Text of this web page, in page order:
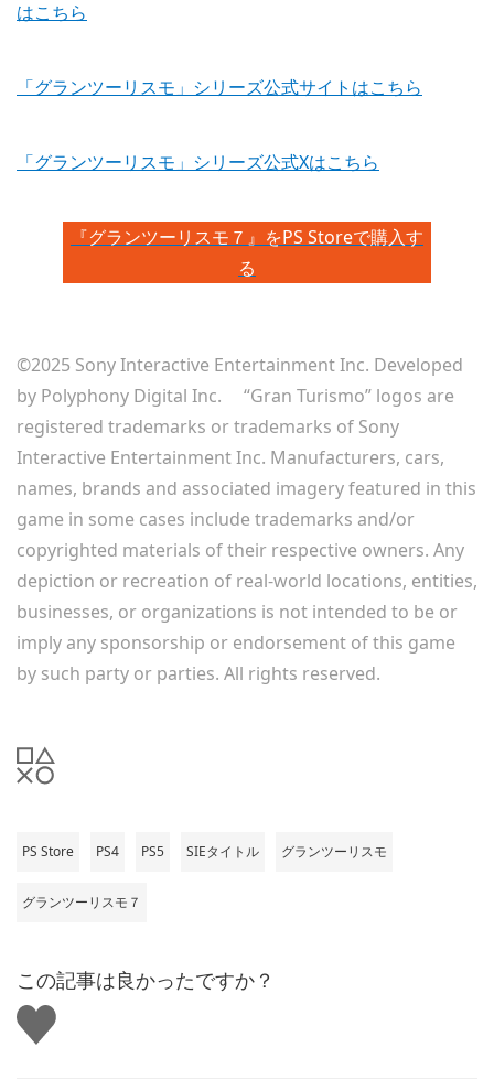
はこちら
「グランツーリスモ」シリーズ公式サイトはこちら
「グランツーリスモ」シリーズ公式Xはこちら
『グランツーリスモ７』をPS Storeで購入す
る
©2025 Sony Interactive Entertainment Inc. Developed
by Polyphony Digital Inc. “Gran Turismo” logos are
registered trademarks or trademarks of Sony
Interactive Entertainment Inc. Manufacturers, cars,
names, brands and associated imagery featured in this
game in some cases include trademarks and/or
copyrighted materials of their respective owners. Any
depiction or recreation of real-world locations, entities,
businesses, or organizations is not intended to be or
imply any sponsorship or endorsement of this game
by such party or parties. All rights reserved.
PS Store PS4 PS5 SIEタイトル グランツーリスモ
グランツーリスモ７
この記事は良かったですか？
い
い